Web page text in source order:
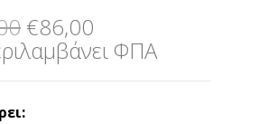
Original
price
was:
€86,00
τρέχουσα
ΦΠΑ